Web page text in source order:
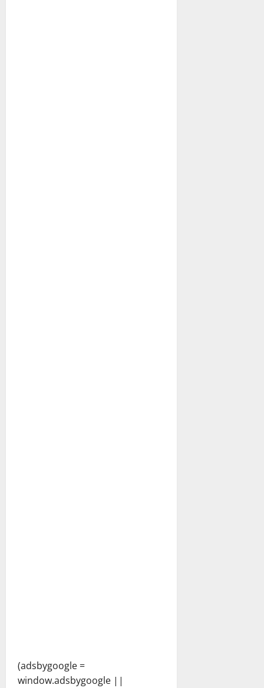
(adsbygoogle =
window.adsbygoogle ||